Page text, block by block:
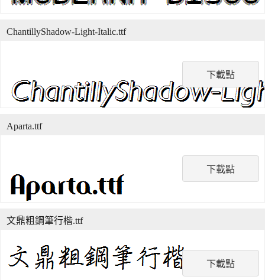
下載點
ChantillyShadow-Light-Italic.ttf
下載點
Aparta.ttf
下載點
文鼎粗鋼筆行楷.ttf